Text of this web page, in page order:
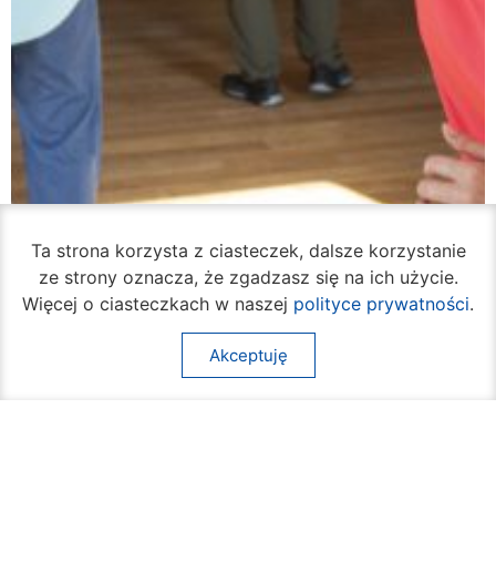
Ta strona korzysta z ciasteczek, dalsze korzystanie
ze strony oznacza, że zgadzasz się na ich użycie.
Więcej o ciasteczkach w naszej polityce prywatności.
Akceptuję